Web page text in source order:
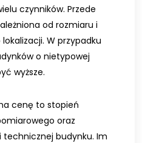
czynników. Przede
od rozmiaru i
W przypadku
o nietypowej
wyższe.
cenę to stopień
oraz
budynku. Im